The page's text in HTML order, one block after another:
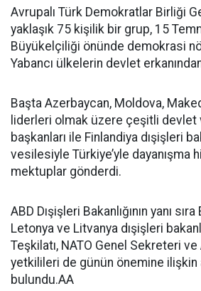
Avrupalı Türk Demokratlar Birliği
yaklaşık 75 kişilik bir grup, 15
Büyükelçiliği önünde demokrasi
Yabancı ülkelerin devlet
Başta Azerbaycan, Moldova,
liderleri olmak üzere çeşitli devlet
başkanları ile Finlandiya dışişleri
vesilesiyle Türkiye’yle dayanışma
mektuplar gönderdi.
ABD Dışişleri Bakanlığının yanı
Letonya ve Litvanya dışişleri
Teşkilatı, NATO Genel Sekreteri
yetkilileri de günün önemine ilişkin
bulundu.AA